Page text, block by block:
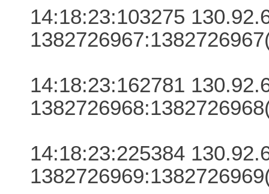
14:18:23:103275
14:18:23:162781
14:18:23:225384